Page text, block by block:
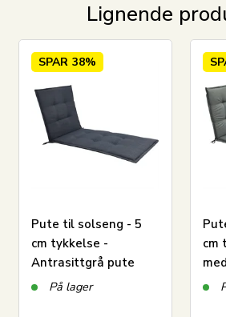
Lignende
SPAR 38%
Pute til solseng - 5
cm tykkelse -
Antrasittgrå pute
med god komfort -
På lager
cm